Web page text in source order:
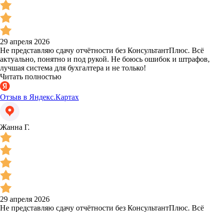
29 апреля 2026
Не представляю сдачу отчётности без КонсультантПлюс. Всё
актуально, понятно и под рукой. Не боюсь ошибок и штрафов,
лучшая система для бухгалтера и не только!
Читать полностью
Отзыв в Яндекс.Картах
Жанна Г.
29 апреля 2026
Не представляю сдачу отчётности без КонсультантПлюс. Всё